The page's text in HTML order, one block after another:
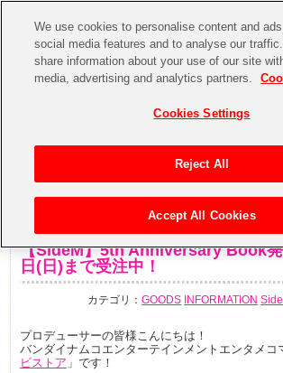
【SideM】5th Anniversary Book
日(日)まで受注中！
カテゴリ：GOODS INFORMATION
プロデューサーの皆様こんにちは！
バンダイナムコエンターテインメントエンタメコ
ビストア 」です！
We use cookies to personalise content and
social media features and to analyse our
share information about your use of our site
media, advertising and analytics partners.
Cookies Settings
Reject All
Accept All Cookies